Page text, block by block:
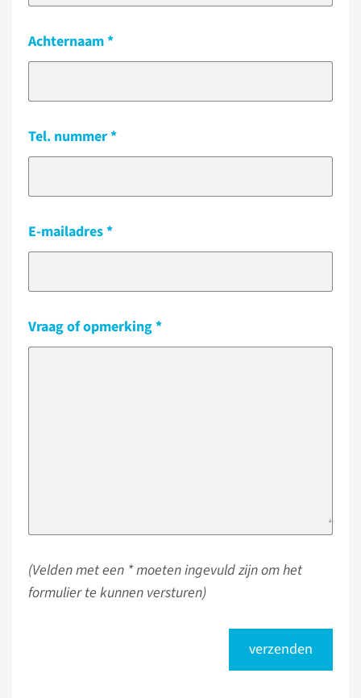
Achternaam
Tel. nummer
E-mailadres
Vraag of opmerking
(Velden met een * moeten ingevuld zijn om het
formulier te kunnen versturen)
verzenden